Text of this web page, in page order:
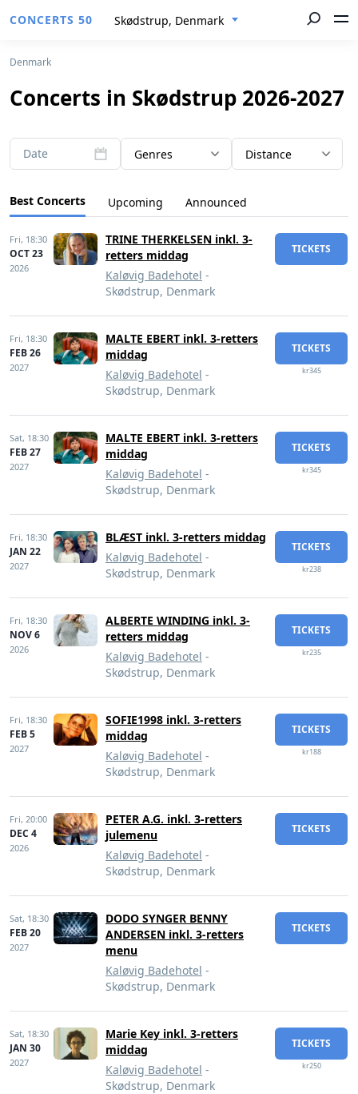
CONCERTS 50 Skødstrup, Denmark
Denmark
Concerts in Skødstrup 2026-2027
Date Genres Distance
Best Concerts Upcoming Announced
Fri, 18:30
OCT 23
2026
TRINE THERKELSEN inkl. 3-
retters middag
Kaløvig Badehotel -
Skødstrup, Denmark
TICKETS
Fri, 18:30
FEB 26
2027
MALTE EBERT inkl. 3-retters
middag
Kaløvig Badehotel -
Skødstrup, Denmark
TICKETS
kr345
Sat, 18:30
FEB 27
2027
MALTE EBERT inkl. 3-retters
middag
Kaløvig Badehotel -
Skødstrup, Denmark
TICKETS
kr345
Fri, 18:30
JAN 22
2027
BLÆST inkl. 3-retters middag
Kaløvig Badehotel -
Skødstrup, Denmark
TICKETS
kr238
Fri, 18:30
NOV 6
2026
ALBERTE WINDING inkl. 3-
retters middag
Kaløvig Badehotel -
Skødstrup, Denmark
TICKETS
kr235
Fri, 18:30
FEB 5
2027
SOFIE1998 inkl. 3-retters
middag
Kaløvig Badehotel -
Skødstrup, Denmark
TICKETS
kr188
Fri, 20:00
DEC 4
2026
PETER A.G. inkl. 3-retters
julemenu
Kaløvig Badehotel -
Skødstrup, Denmark
TICKETS
Sat, 18:30
FEB 20
2027
DODO SYNGER BENNY
ANDERSEN inkl. 3-retters
menu
Kaløvig Badehotel -
Skødstrup, Denmark
TICKETS
Sat, 18:30
JAN 30
2027
Marie Key inkl. 3-retters
middag
Kaløvig Badehotel -
Skødstrup, Denmark
TICKETS
kr250